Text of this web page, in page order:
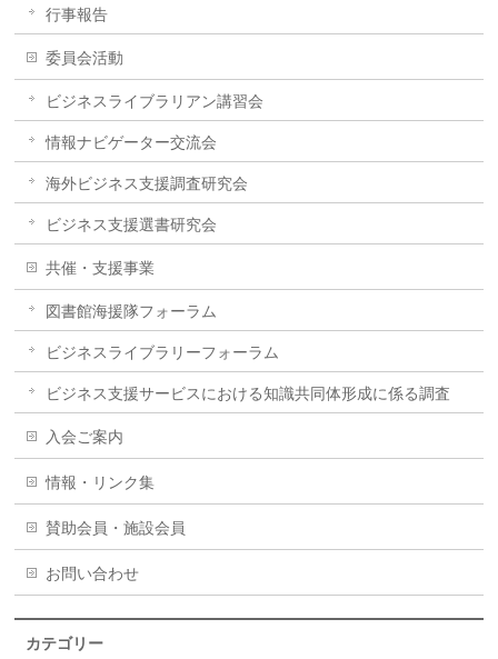
行事報告
委員会活動
ビジネスライブラリアン講習会
情報ナビゲーター交流会
海外ビジネス支援調査研究会
ビジネス支援選書研究会
共催・支援事業
図書館海援隊フォーラム
ビジネスライブラリーフォーラム
ビジネス支援サービスにおける知識共同体形成に係る調査
入会ご案内
情報・リンク集
賛助会員・施設会員
お問い合わせ
カテゴリー